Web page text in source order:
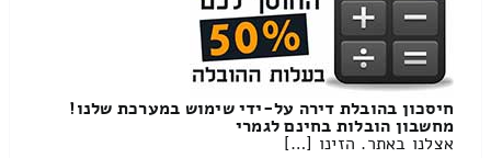
חיסכון בהובלת דירה על-ידי שימוש במערכת שלנו!
מחשבון הובלות בחינם לגמרי
אצלנו באתר. הזינו […]